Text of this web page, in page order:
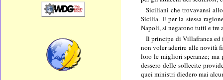
Siciliani che trovavansi
Sicilia. E per la stessa
Napoli, si negarono tutti e tre
Il principe di Villafranca ed
non voler aderire alle novità
loro le migliori speranze; ma
dessero delle sollecite
quei ministri diedero mai